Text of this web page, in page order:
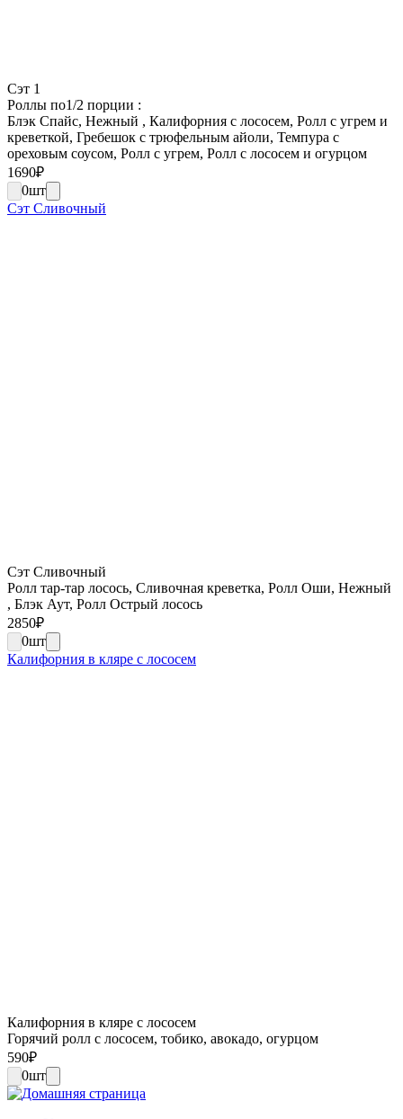
Сэт 1
Роллы по1/2 порции :
Блэк Спайс, Нежный , Калифорния с лососем, Ролл с угрем и
креветкой, Гребешок с трюфельным айоли, Темпура с
ореховым соусом, Ролл с угрем, Ролл с лососем и огурцом
1690₽
0шт
Сэт Сливочный
Сэт Сливочный
Ролл тар-тар лосось, Сливочная креветка, Ролл Оши, Нежный
, Блэк Аут, Ролл Острый лосось
2850₽
0шт
Калифорния в кляре с лососем
Калифорния в кляре с лососем
Горячий ролл с лососем, тобико, авокадо, огурцом
590₽
0шт